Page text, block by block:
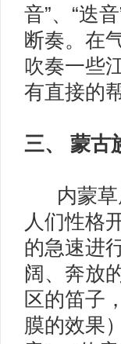
音”、“迭
断奏。在
吹奏一些
有直接的
三、 蒙古
内蒙草
人们性格
的急速进
阔、奔放
区的笛子
膜的效果